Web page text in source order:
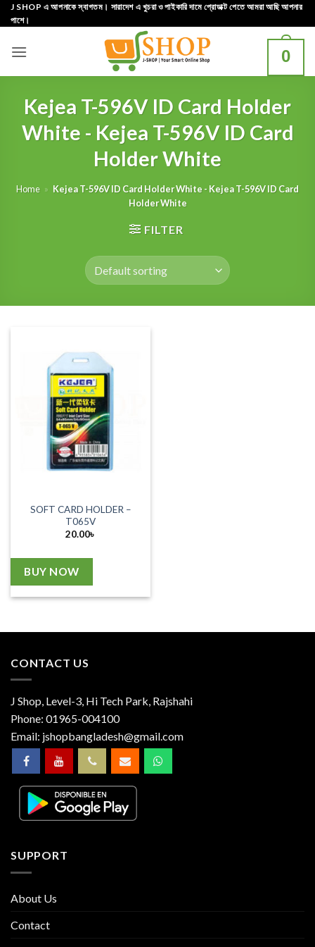
Skip
to
J SHOP এ আপনাকে স্বাগতম। সারাদেশ এ খুচরা ও পাইকারি দামে প্রোডাক্ট পেতে আমরা আছি আপনার
পাশে।
0
Kejea T-596V ID Card Holder
White - Kejea T-596V ID Card
Holder White
Home » Kejea T-596V ID Card Holder White - Kejea T-596V ID Card
Holder White
FILTER
SOFT CARD HOLDER –
T065V
20.00৳
BUY NOW
CONTACT US
J Shop, Level-3, Hi Tech Park, Rajshahi
Phone: 01965-004100
Email: jshopbangladesh@gmail.com
SUPPORT
About Us
Contact